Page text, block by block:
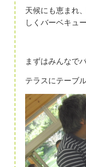
天候にも恵まれ
しくバーベキュ
まずはみんなで
テラスにテーブ